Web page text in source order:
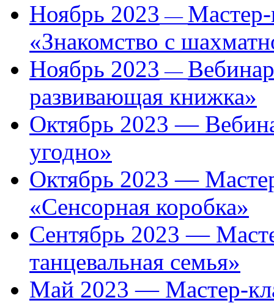
Ноябрь 2023 — Мастер-
«Знакомство с
Ноябрь 2023 —
развивающая книжка»
Октябрь 2023 —
угодно»
Октябрь 2023 —
«Сенсорная коробка»
Сентябрь 2023 —
танцевальная семья»
Май 2023 — Мастер-